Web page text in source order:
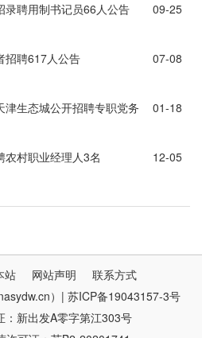
聘用制书记员66人公告
09-25
招聘617人公告
07-08
生态城公开招聘专职党务
01-18
村职业经理人3名
12-05
站 网站声明
联系方式
）| 苏ICP备19043157-3号
：新出发A零字第江303号